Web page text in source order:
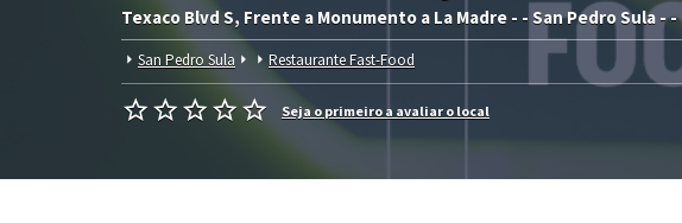
Texaco Blvd S, Frente a Monumento a La Madre - - San Pedro Sula - -
San Pedro Sula Restaurante Fast-Food
Seja o primeiro a avaliar o local